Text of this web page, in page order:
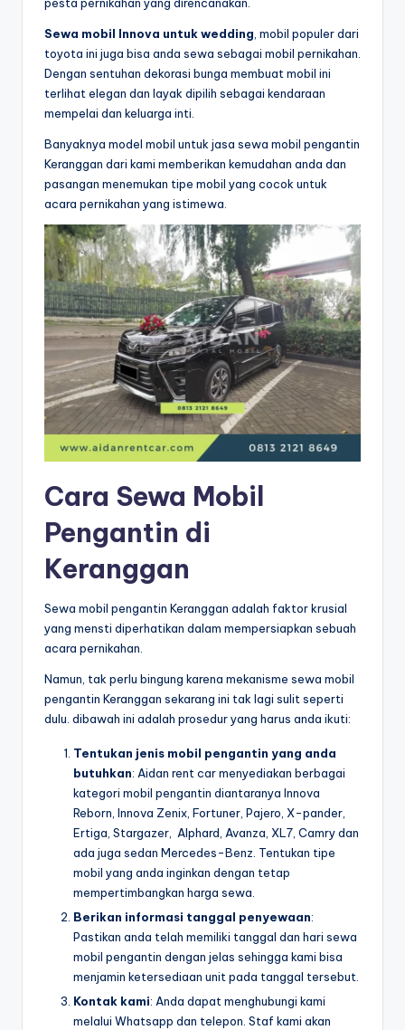
Sewa mobil Innova untuk wedding , mobil populer dari
toyota ini juga bisa anda sewa sebagai mobil pernikahan.
Dengan sentuhan dekorasi bunga membuat mobil ini
terlihat elegan dan layak dipilih sebagai kendaraan
mempelai dan keluarga inti.
Banyaknya model mobil untuk jasa sewa mobil pengantin
Keranggan dari kami memberikan kemudahan anda dan
pasangan menemukan tipe mobil yang cocok untuk
acara pernikahan yang istimewa.
Cara Sewa Mobil
Pengantin di
Keranggan
Sewa mobil pengantin Keranggan adalah faktor krusial
yang mensti diperhatikan dalam mempersiapkan sebuah
acara pernikahan.
Namun, tak perlu bingung karena mekanisme sewa mobil
pengantin Keranggan sekarang ini tak lagi sulit seperti
dulu. dibawah ini adalah prosedur yang harus anda ikuti:
Tentukan jenis mobil pengantin yang anda
butuhkan: Aidan rent car menyediakan berbagai
kategori mobil pengantin diantaranya Innova
Reborn, Innova Zenix, Fortuner, Pajero, X-pander,
Ertiga, Stargazer, Alphard, Avanza, XL7, Camry dan
ada juga sedan Mercedes-Benz. Tentukan tipe
mobil yang anda inginkan dengan tetap
mempertimbangkan harga sewa.
Berikan informasi tanggal penyewaan:
Pastikan anda telah memiliki tanggal dan hari sewa
mobil pengantin dengan jelas sehingga kami bisa
menjamin ketersediaan unit pada tanggal tersebut.
Kontak kami: Anda dapat menghubungi kami
melalui Whatsapp dan telepon. Staf kami akan